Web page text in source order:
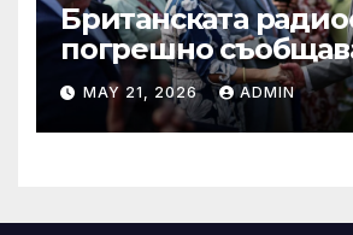
Британската
погрешно
смъртта на крал
MAY 21, 2026 ADMIN